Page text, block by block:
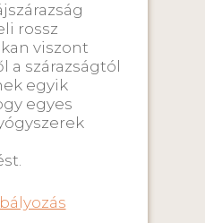
rossz
viszont
a szárazságtól
egyik
egyes